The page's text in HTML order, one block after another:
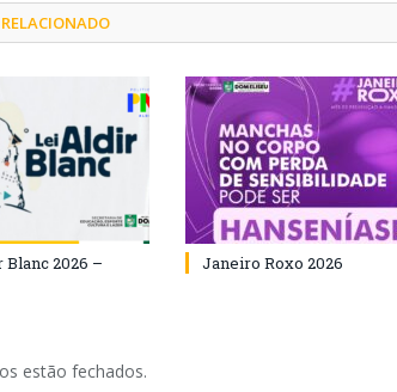
2026 –
Janeiro Roxo 2026
estão fechados.